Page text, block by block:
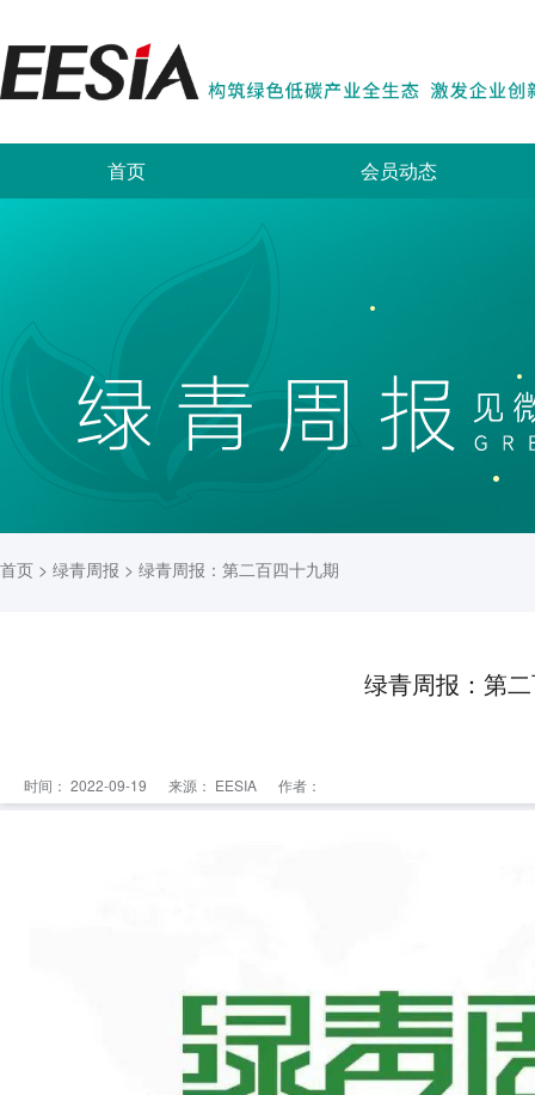
首页 会员动态
首页 > 绿青周报 > 绿青周报：第二百四十九期
绿青周报：第
时间： 2022-09-19 来源： EESIA 作者：